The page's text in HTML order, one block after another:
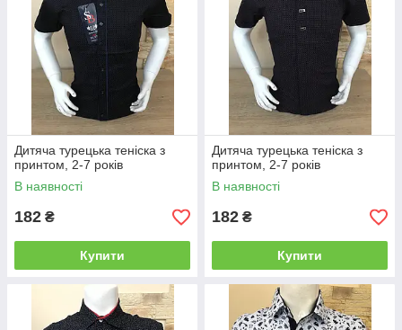
Дитяча турецька теніска з
принтом, 2-7 років
В наявності
182 ₴
Купити
Дитяча турецька теніска з
принтом, 2-7 років
В наявності
182 ₴
Купити